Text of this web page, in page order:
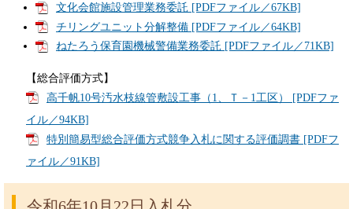
文化会館施設管理業務委託 [PDFファイル／67KB]
チリングユニット分解整備 [PDFファイル／64KB]
ねたろう保育園機械警備業務委託 [PDFファイル／71KB]
【総合評価方式】
高千帆10号汚水枝線管敷設工事（1、Ｔ－1工区） [PDFファ
イル／94KB]
特別簡易型総合評価方式競争入札に関する評価調書 [PDFフ
ァイル／91KB]